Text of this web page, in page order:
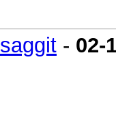
saggit - 02-